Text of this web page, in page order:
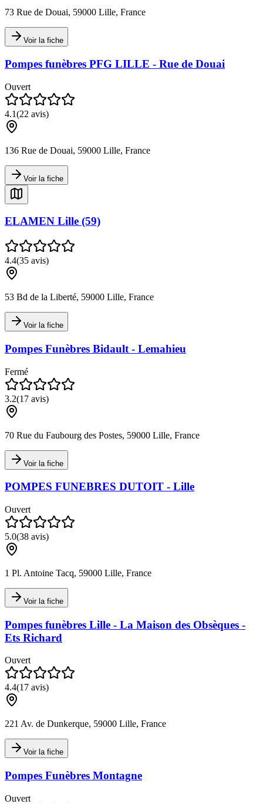
73 Rue de Douai, 59000 Lille, France
Voir la fiche
Pompes funèbres PFG LILLE - Rue de Douai
Ouvert
4.1(22 avis)
136 Rue de Douai, 59000 Lille, France
Voir la fiche
ELAMEN Lille (59)
4.4(35 avis)
53 Bd de la Liberté, 59000 Lille, France
Voir la fiche
Pompes Funèbres Bidault - Lemahieu
Fermé
3.2(17 avis)
70 Rue du Faubourg des Postes, 59000 Lille, France
Voir la fiche
POMPES FUNEBRES DUTOIT - Lille
Ouvert
5.0(38 avis)
1 Pl. Antoine Tacq, 59000 Lille, France
Voir la fiche
Pompes funèbres Lille - La Maison des Obsèques -
Ets Richard
Ouvert
4.4(17 avis)
221 Av. de Dunkerque, 59000 Lille, France
Voir la fiche
Pompes Funèbres Montagne
Ouvert